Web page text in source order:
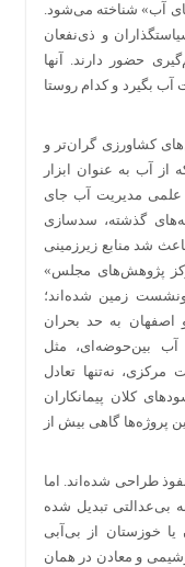
آب» شناخته می‌شود.
و ذی‌نفعان
حضور دارند. آنها
بگیرد و کدام روستا
کشاورزی گران‌تر و
آب به عنوان ابزار
علمی مدیریت آب جای
گذشته، سدسازی
شد منابع زیرزمینی
پژوهش‌های مجلس»
فرونشست زمین شده‌اند؛
اصفهان به حد بحران
بین‌حوضه‌ای، مثل
مرکزی، نه‌تنها تعادل
کلان پیمانکاران
پروژه‌ها گاهی بیش از
طراحی شده‌اند. اما
بی‌عدالتی تبدیل شده
خوزستان از بی‌آبی
و معادن در همان